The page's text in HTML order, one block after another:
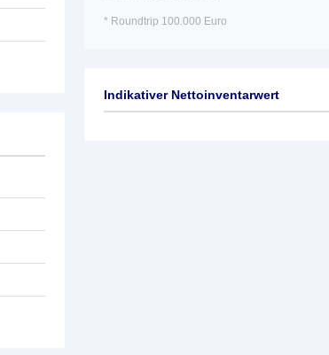
* Roundtrip 100.000 Euro
Indikativer Nettoinventarwert